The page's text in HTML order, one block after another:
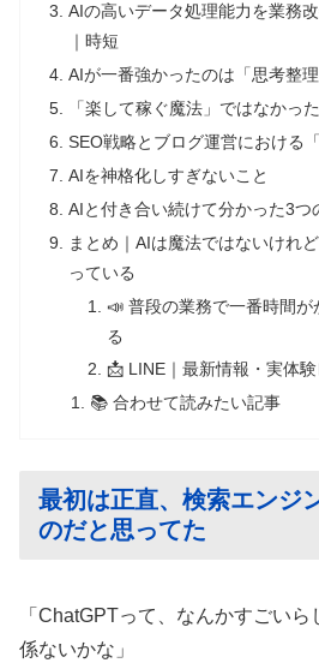
AIの高いデータ処理能力を業務
｜時短
AIが一番強かったのは「思考整
「楽して稼ぐ魔法」ではなかった
SEO戦略とブログ運営における
AIを神格化しすぎないこと
AIと付き合い続けて分かった3つ
まとめ｜AIは魔法ではないけれ
っている
📣 普段の業務で一番時間
る
📩 LINE｜最新情報・実体
📚 合わせて読みたい記事
最初は正直、検索エンジ
のだと思ってた
「ChatGPTって、なんかすごい
係ないかな」